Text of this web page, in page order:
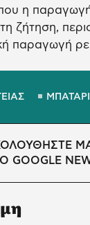
που η
ζήτηση,
παραγωγή
GOOGLE